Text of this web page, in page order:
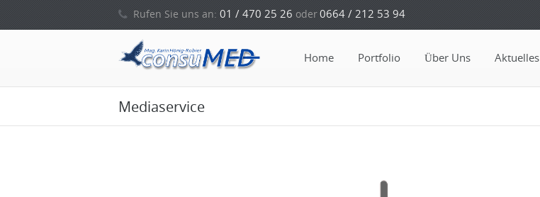
Rufen Sie uns an: 01 / 470 25 26 oder0664 / 212 53 94
Home Portfolio Über Uns Aktuelles
Mediaservice